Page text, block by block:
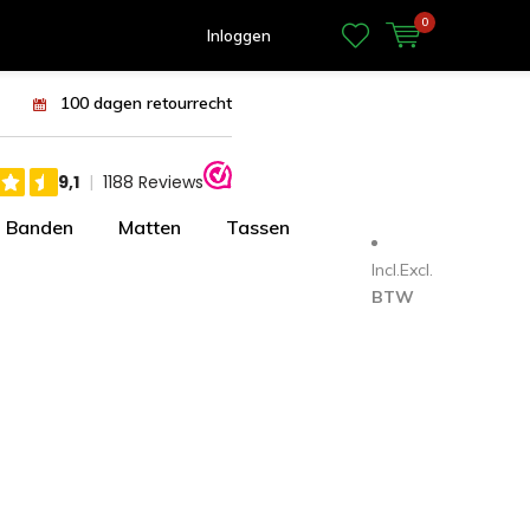
Inloggen
0
100 dagen retourrecht
Banden Matten Tassen
Incl.Excl.
BTW